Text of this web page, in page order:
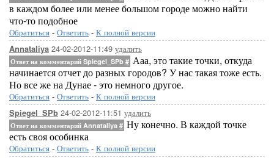
в каждом более или менее большом городе можно найти
что-то подобное
Обратиться - Ответить - К полной версии
Annataliya 24-02-2012-11:49 удалить
Ответ на комментарий Spiegel_SPb # Ааа, это такие точки, откуда
начинается отчет до разных городов? У нас такая тоже есть.
Но все же на Дунае - это немного другое.
Обратиться - Ответить - К полной версии
Spiegel_SPb 24-02-2012-11:51 удалить
Ответ на комментарий Annataliya # Ну конечно. В каждой точке
есть своя особинка
Обратиться - Ответить - К полной версии